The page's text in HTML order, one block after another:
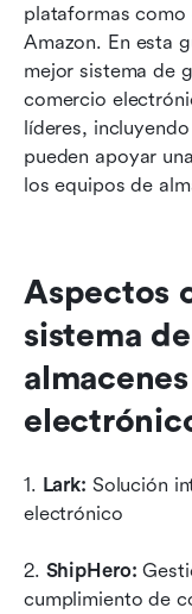
plataformas
Amazon. En esta
mejor sistema de
comercio
líderes,
pueden apoyar
los equipos de
Aspectos
sistema
1. Lark: Solución
electrónico
2. ShipHero:
cumplimiento de
Lectura